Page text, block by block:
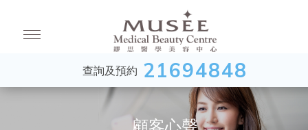
查詢及預約 21694848
顧客心聲